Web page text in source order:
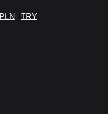
PLN TRY